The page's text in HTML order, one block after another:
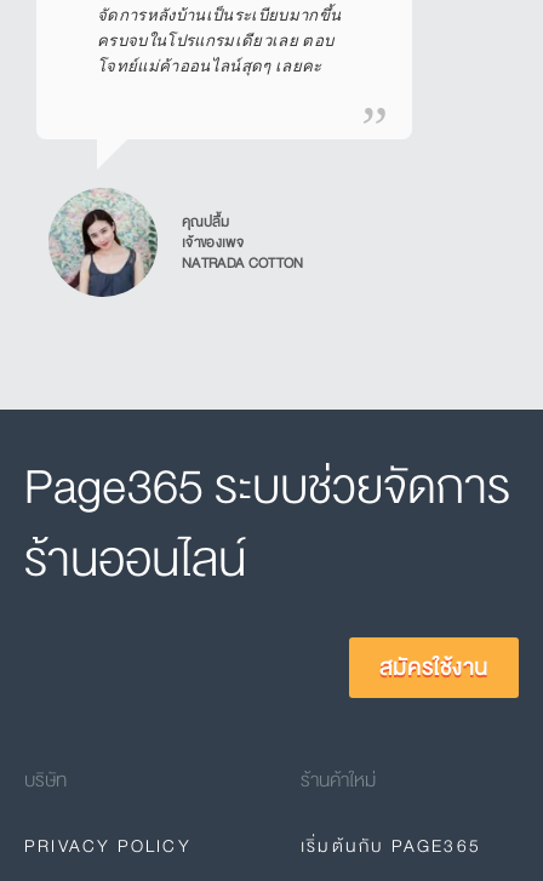
จัดการหลังบ้านเป็นระเบียบมากขึ้น
ครบจบในโปรแกรมเดียวเลย ตอบ
โจทย์แม่ค้าออนไลน์สุดๆ เลยคะ
คุณปลื้ม
เจ้าของเพจ
NATRADA COTTON
Page365 ระบบช่วยจัดการ
ร้านออนไลน์
สมัครใช้งาน
บริษัท
PRIVACY POLICY
ร้านค้าใหม่
เริ่มต้นกับ PAGE365